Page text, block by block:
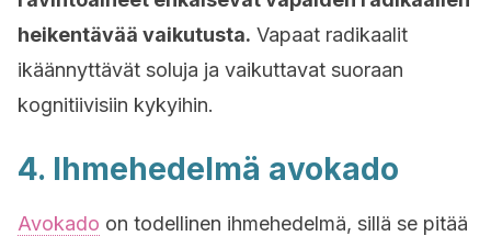
heikentävää vaikutusta. Vapaat radikaalit
ikäännyttävät soluja ja vaikuttavat suoraan
kognitiivisiin kykyihin.
4. Ihmehedelmä avokado
Avokado on todellinen ihmehedelmä, sillä se pitää